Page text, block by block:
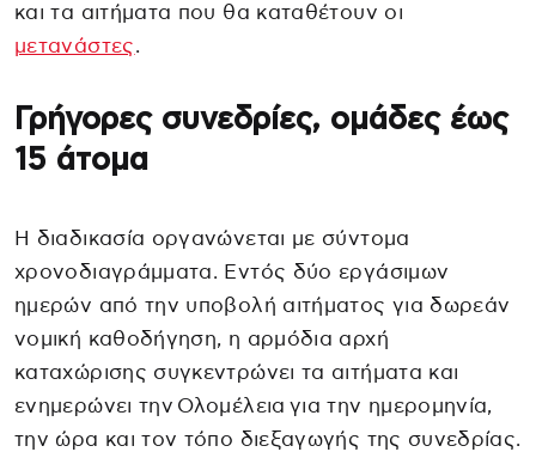
και τα αιτήματα που θα καταθέτουν οι
μετανάστες.
Γρήγορες συνεδρίες, ομάδες έως
15 άτομα
Η διαδικασία οργανώνεται με σύντομα
χρονοδιαγράμματα. Εντός δύο εργάσιμων
ημερών από την υποβολή αιτήματος για δωρεάν
νομική καθοδήγηση, η αρμόδια αρχή
καταχώρισης συγκεντρώνει τα αιτήματα και
ενημερώνει την Ολομέλεια για την ημερομηνία,
την ώρα και τον τόπο διεξαγωγής της συνεδρίας.